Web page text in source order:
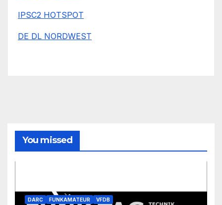
IPSC2 HOTSPOT
DE DL NORDWEST
You missed
DARC FUNKAMATEUR VFDB